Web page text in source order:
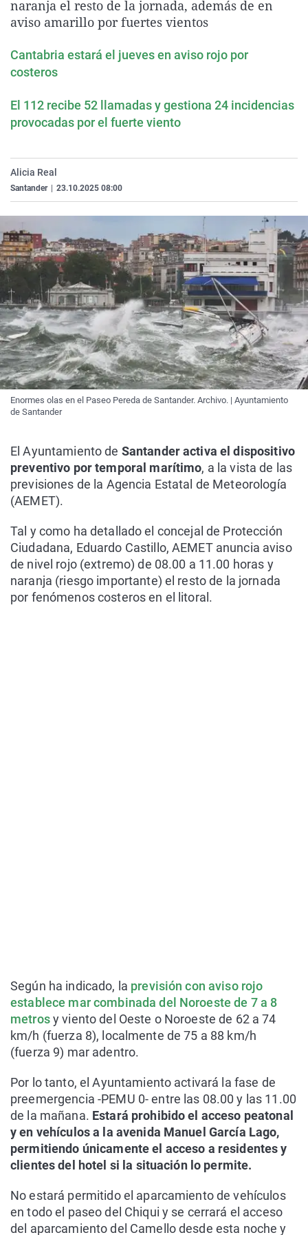
La rosa de los vientos
Como el perro y el
Caso
Equipo de
Extremadura
La Rioja
País Vasco
Virales
Elecciones
naranja el resto de la jornada, además de en
aviso amarillo por fuertes vientos
Cantabria estará el jueves en aviso rojo por
costeros
El 112 recibe 52 llamadas y gestiona 24 incidencias
provocadas por el fuerte viento
Alicia Real
Santander 23.10.2025 08:00
Enormes olas en el Paseo Pereda de Santander. Archivo. | Ayuntamiento
de Santander
El Ayuntamiento de Santander activa el dispositivo
preventivo por temporal marítimo, a la vista de las
previsiones de la Agencia Estatal de Meteorología
(AEMET).
Tal y como ha detallado el concejal de Protección
Ciudadana, Eduardo Castillo, AEMET anuncia aviso
de nivel rojo (extremo) de 08.00 a 11.00 horas y
naranja (riesgo importante) el resto de la jornada
por fenómenos costeros en el litoral.
Según ha indicado, la previsión con aviso rojo
establece mar combinada del Noroeste de 7 a 8
metrosy viento del Oeste o Noroeste de 62 a 74
km/h (fuerza 8), localmente de 75 a 88 km/h
(fuerza 9) mar adentro.
Por lo tanto, el Ayuntamiento activará la fase de
preemergencia -PEMU 0- entre las 08.00 y las 11.00
de la mañana. Estará prohibido el acceso peatonal
y en vehículos a la avenida Manuel García Lago,
permitiendo únicamente el acceso a residentes y
clientes del hotel si la situación lo permite.
No estará permitido el aparcamiento de vehículos
en todo el paseo del Chiqui y se cerrará el acceso
del aparcamiento del Camello desde esta noche y